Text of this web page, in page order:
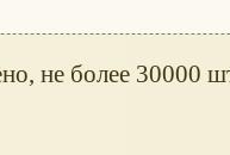
не более 30000